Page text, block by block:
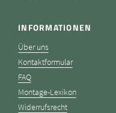
INFORMATIONEN
Über uns
Kontaktformular
FAQ
Montage-Lexikon
Widerrufsrecht